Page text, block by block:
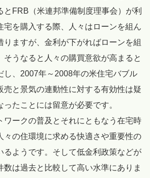
とFRB（米連邦準備制度理事会）が利
宅を購入する際、人々はローンを組ん
りますが、金利が下がればローンを組
そうなると人々の購買意欲が高まると
し、2007年～2008年の米住宅バブル
売と景気の連動性に対する有効性は疑
たことには留意が必要です。
ワークの普及とそれにともなう在宅時
々の住環境に求める快適さや重要性の
るようです。そして低金利政策などが
数は過去と比較して高い水準にありま